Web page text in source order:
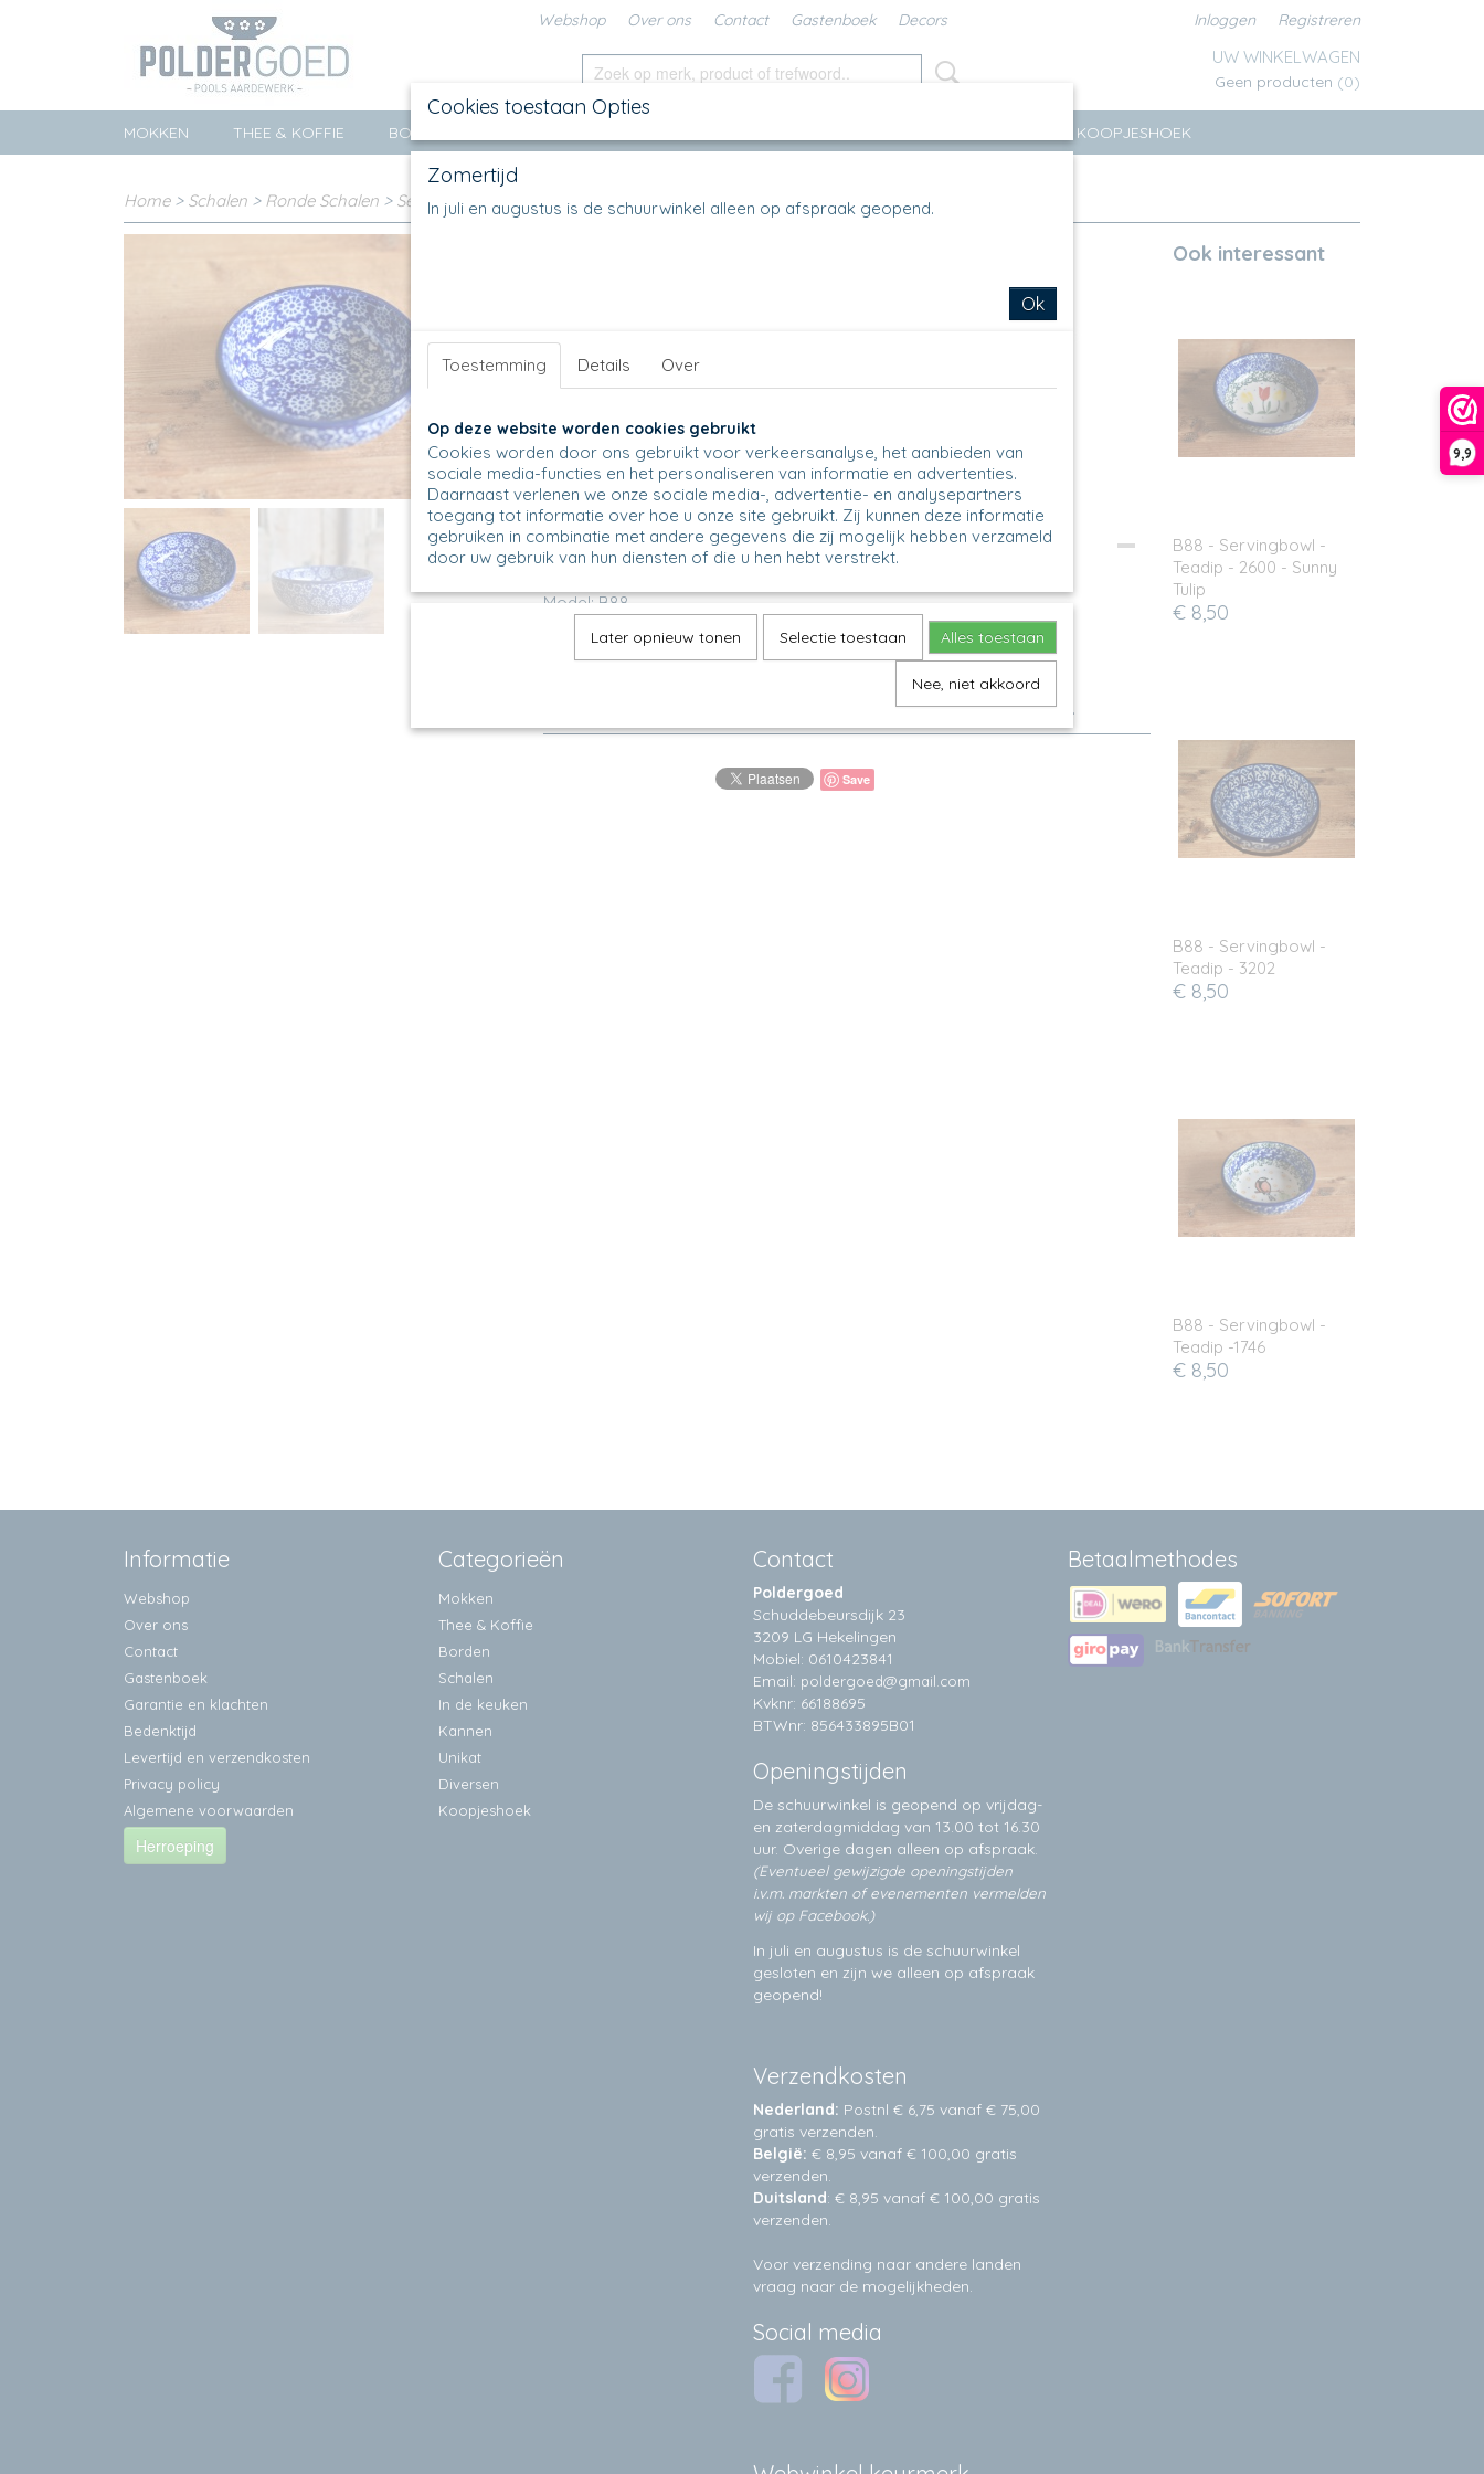
9,9
Webshop Over ons Contact Gastenboek Decors Inloggen Registreren
UW WINKELWAGEN
Geen producten (0)
MOKKEN THEE & KOFFIE BORDEN KOOPJESHOEK
Home> Schalen > Ronde Schalen > Serving Bowls>Serving Bowl B88 - Ø 9 cm> B88 - Servingbowl - Teadip - 2615
Aantal
IN WINKELWAGEN
Omschrijving
Serving Bowl - Teadip
Model: B88
Decor: 2615X
Handige schaaltjes voor je theezakje, olijfjes, tapenade of dipsausje.
Save
Ook interessant
B88 - Servingbowl -
Teadip - 2600 - Sunny
Tulip
€ 8,50
B88 - Servingbowl -
Teadip - 3202
€ 8,50
B88 - Servingbowl -
Teadip -1746
€ 8,50
Informatie
Webshop
Over ons
Contact
Gastenboek
Garantie en klachten
Bedenktijd
Levertijd en verzendkosten
Privacy policy
Algemene voorwaarden
Herroeping
Categorieën
Mokken
Thee & Koffie
Borden
Schalen
In de keuken
Kannen
Unikat
Diversen
Koopjeshoek
Contact
Poldergoed
Schuddebeursdijk 23
3209 LG Hekelingen
Mobiel: 0610423841
Email: poldergoed@gmail.com
Kvknr: 66188695
BTWnr: 856433895B01
Openingstijden
De schuurwinkel is geopend op vrijdag-
en zaterdagmiddag van 13.00 tot 16.30
uur. Overige dagen alleen op afspraak.
(Eventueel gewijzigde openingstijden
i.v.m. markten of evenementen vermelden
wij op Facebook.)
In juli en augustus is de schuurwinkel
gesloten en zijn we alleen op afspraak
geopend!
Verzendkosten
Nederland: Postnl € 6,75 vanaf € 75,00
gratis verzenden.
België: € 8,95 vanaf € 100,00 gratis
verzenden.
Duitsland: € 8,95 vanaf € 100,00 gratis
verzenden.
Voor verzending naar andere landen
vraag naar de mogelijkheden.
Social media
Betaalmethodes
Cookies toestaan Opties
Zomertijd
In juli en augustus is de schuurwinkel alleen op afspraak geopend.
Ok
Toestemming Details Over
Op deze website worden cookies gebruikt
Cookies worden door ons gebruikt voor verkeersanalyse, het aanbieden van
sociale media-functies en het personaliseren van informatie en advertenties.
Daarnaast verlenen we onze sociale media-, advertentie- en analysepartners
toegang tot informatie over hoe u onze site gebruikt. Zij kunnen deze informatie
gebruiken in combinatie met andere gegevens die zij mogelijk hebben verzameld
door uw gebruik van hun diensten of die u hen hebt verstrekt.
Later opnieuw tonen Selectie toestaan Alles toestaan
Nee, niet akkoord